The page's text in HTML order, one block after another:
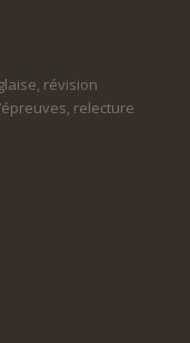
révision
relecture